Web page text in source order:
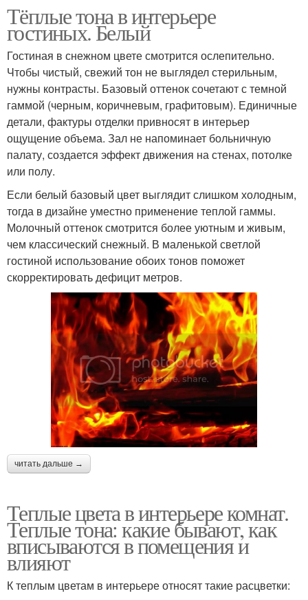
Тёплые тона в интерьере
гостиных. Белый
Гостиная в снежном цвете смотрится ослепительно.
Чтобы чистый, свежий тон не выглядел стерильным,
нужны контрасты. Базовый оттенок сочетают с темной
гаммой (черным, коричневым, графитовым). Единичные
детали, фактуры отделки привносят в интерьер
ощущение объема. Зал не напоминает больничную
палату, создается эффект движения на стенах, потолке
или полу.
Если белый базовый цвет выглядит слишком холодным,
тогда в дизайне уместно применение теплой гаммы.
Молочный оттенок смотрится более уютным и живым,
чем классический снежный. В маленькой светлой
гостиной использование обоих тонов поможет
скорректировать дефицит метров.
читать дальше →
Теплые цвета в интерьере комнат.
Теплые тона: какие бывают, как
вписываются в помещения и
влияют
К теплым цветам в интерьере относят такие расцветки: